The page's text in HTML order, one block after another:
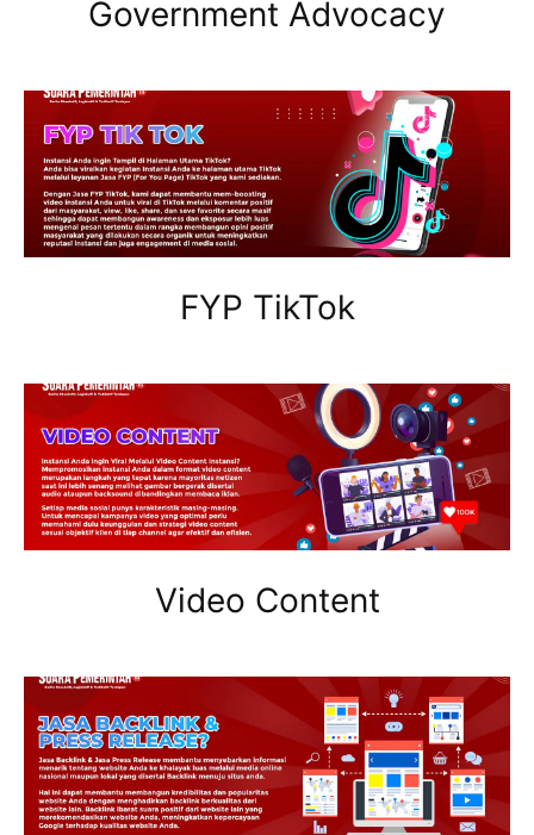
Government Advocacy
FYP TikTok
Video Content